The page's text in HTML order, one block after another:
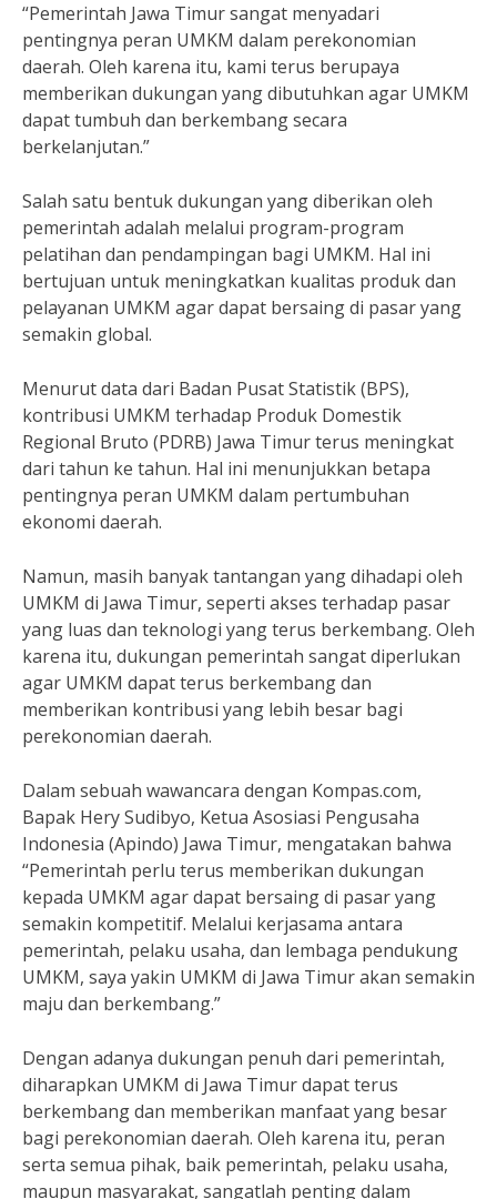
“Pemerintah Jawa Timur sangat menyadari
pentingnya peran UMKM dalam perekonomian
daerah. Oleh karena itu, kami terus berupaya
memberikan dukungan yang dibutuhkan agar UMKM
dapat tumbuh dan berkembang secara
berkelanjutan.”
Salah satu bentuk dukungan yang diberikan oleh
pemerintah adalah melalui program-program
pelatihan dan pendampingan bagi UMKM. Hal ini
bertujuan untuk meningkatkan kualitas produk dan
pelayanan UMKM agar dapat bersaing di pasar yang
semakin global.
Menurut data dari Badan Pusat Statistik (BPS),
kontribusi UMKM terhadap Produk Domestik
Regional Bruto (PDRB) Jawa Timur terus meningkat
dari tahun ke tahun. Hal ini menunjukkan betapa
pentingnya peran UMKM dalam pertumbuhan
ekonomi daerah.
Namun, masih banyak tantangan yang dihadapi oleh
UMKM di Jawa Timur, seperti akses terhadap pasar
yang luas dan teknologi yang terus berkembang. Oleh
karena itu, dukungan pemerintah sangat diperlukan
agar UMKM dapat terus berkembang dan
memberikan kontribusi yang lebih besar bagi
perekonomian daerah.
Dalam sebuah wawancara dengan Kompas.com,
Bapak Hery Sudibyo, Ketua Asosiasi Pengusaha
Indonesia (Apindo) Jawa Timur, mengatakan bahwa
“Pemerintah perlu terus memberikan dukungan
kepada UMKM agar dapat bersaing di pasar yang
semakin kompetitif. Melalui kerjasama antara
pemerintah, pelaku usaha, dan lembaga pendukung
UMKM, saya yakin UMKM di Jawa Timur akan semakin
maju dan berkembang.”
Dengan adanya dukungan penuh dari pemerintah,
diharapkan UMKM di Jawa Timur dapat terus
berkembang dan memberikan manfaat yang besar
bagi perekonomian daerah. Oleh karena itu, peran
serta semua pihak, baik pemerintah, pelaku usaha,
maupun masyarakat, sangatlah penting dalam